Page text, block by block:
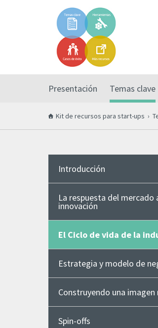
Presentación Temas clave
Kit de recursos para start-ups
Introducción
La respuesta del mercado
innovación
El Ciclo de vida de la
Estrategia y modelo de
Construyendo una imagen
Spin-offs